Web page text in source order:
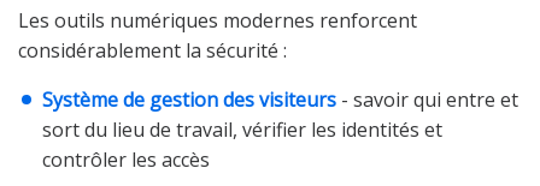
Les outils numériques modernes renforcent
considérablement la sécurité :
Système de gestion des visiteurs - savoir qui entre et
sort du lieu de travail, vérifier les identités et
contrôler les accès